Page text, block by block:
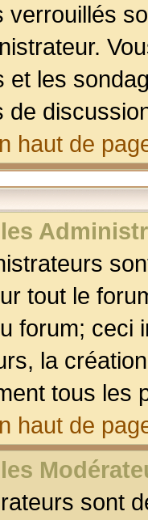
verrouillés
et les
de
haut de
tout le
forum; ceci
la
tous les
haut de
sont